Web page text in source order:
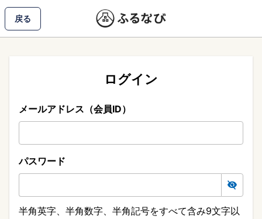
戻る
ログイン
メールアドレス（会員ID）
パスワード
半角英字、半角数字、半角記号をすべて含み9文字以